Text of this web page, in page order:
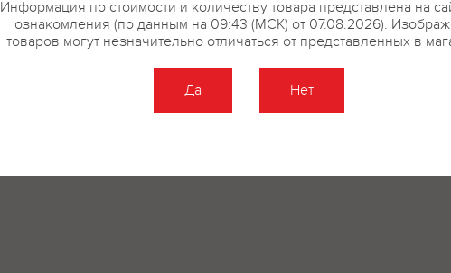
Информация по стоимости и количеству товара представлена на
ознакомления (по данным на 09:43 (МСК) от 07.08.2026).
товаров могут незначительно отличаться от представленных в
Да Нет